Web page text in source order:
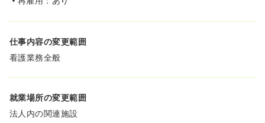
仕事内容の変更範囲
看護業務全般
就業場所の変更範囲
法人内の関連施設